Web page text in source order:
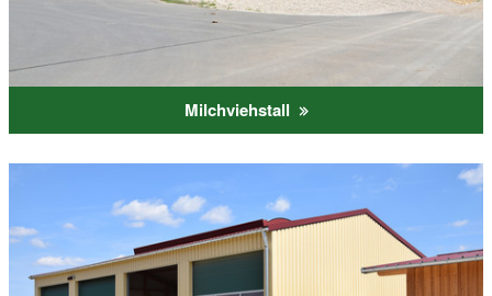
Milchviehstall